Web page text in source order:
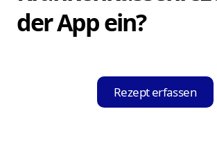
Ihnen diese in einer
der App ein?
nutzen Sie die integrierte Scan-
um Ihr Krankenkassenrezept
Rezept erfassen